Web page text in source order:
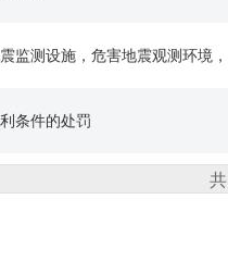
监测设施，危害地震观测环境
条件的处罚